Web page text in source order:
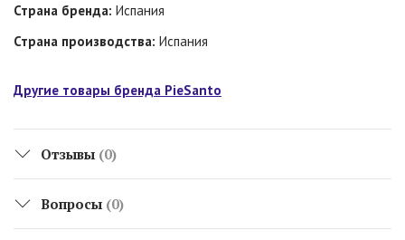
Страна бренда: Испания
Страна производства: Испания
Другие товары бренда PieSanto
Отзывы (0)
Вопросы (0)